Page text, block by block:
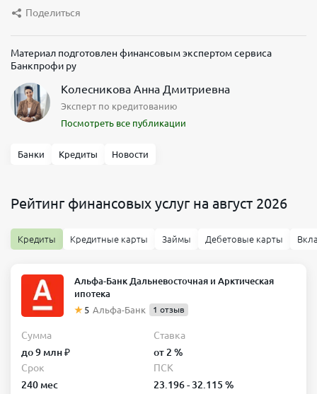
Поделиться
Материал подготовлен финансовым экспертом сервиса
Банкпрофи ру
Колесникова Анна Дмитриевна
Эксперт по кредитованию
Посмотреть все публикации
Банки Кредиты Новости
Рейтинг финансовых услуг на август 2026
Кредиты Кредитные карты Займы Дебетовые карты
Альфа-Банк Дальневосточная и Арктическая
ипотека
5 Альфа-Банк 1 отзыв
Сумма
до 9 млн ₽
Ставка
от 2 %
Срок
240 мес
ПСК
23.196 - 32.115 %